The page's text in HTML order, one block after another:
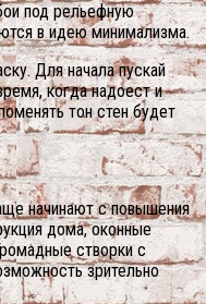
под рельефную
в идею минимализма.
Для начала пускай
когда надоест и
тон стен будет
начинают с повышения
дома, оконные
створки с
зрительно